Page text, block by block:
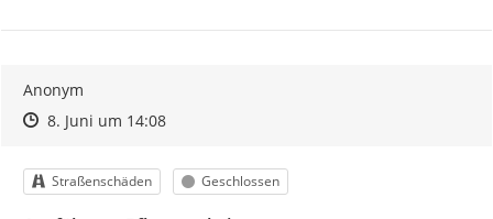
Anonym
Zeitpunkt des Erstellens
Zeitpunkt des Erstellens
8. Juni um 14:08Zur Äußerung
Kategorie
Straßenschäden Status
Geschlossen